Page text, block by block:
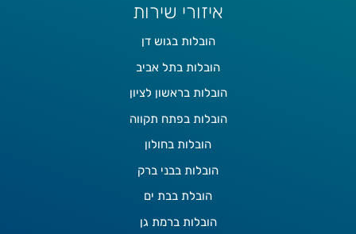
איזורי שירות
הובלות בגוש דן
הובלות בתל אביב
הובלות בראשון לציון
הובלות בפתח תקווה
הובלות בחולון
הובלות בבני ברק
הובלת בבת ים
הובלות ברמת גן